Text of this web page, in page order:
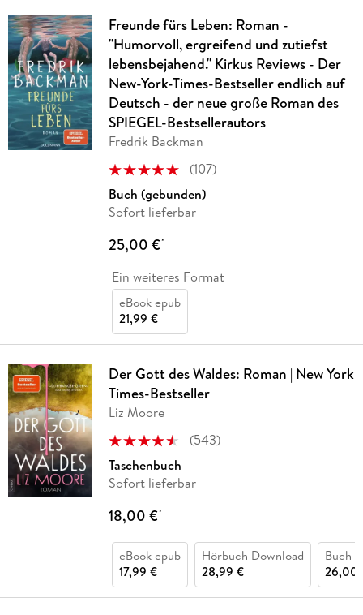
Freunde fürs Leben: Roman -
"Humorvoll, ergreifend und zutiefst
lebensbejahend." Kirkus Reviews - Der
New-York-Times-Bestseller endlich auf
Deutsch - der neue große Roman des
SPIEGEL-Bestsellerautors
Fredrik Backman
(107)
Buch (gebunden)
Sofort lieferbar
25,00 €*
Ein weiteres Format
eBook epub
21,99 €
Der Gott des Waldes: Roman | New York
Times-Bestseller
Liz Moore
(543)
Taschenbuch
Sofort lieferbar
18,00 €*
eBook epub
17,99 €
Hörbuch Download
28,99 €
Buch
26,00